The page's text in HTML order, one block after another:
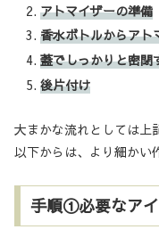
アトマイザーの準備
香水ボトルからアト
蓋でしっかりと密閉
後片付け
大まかな流れとしては上
以下からは、より細かい
手順①必要なア